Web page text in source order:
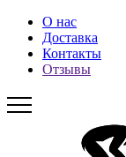
О нас
Доставка
Контакты
Отзывы